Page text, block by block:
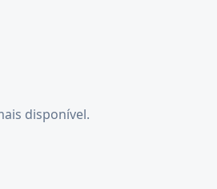
disponível.